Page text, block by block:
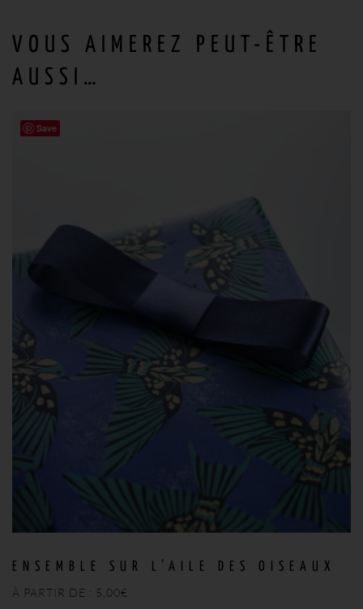
VOUS AIMEREZ PEUT-ÊTRE
AUSSI…
Save
ENSEMBLE SUR L’AILE DES OISEAUX
À PARTIR DE : 5,00€